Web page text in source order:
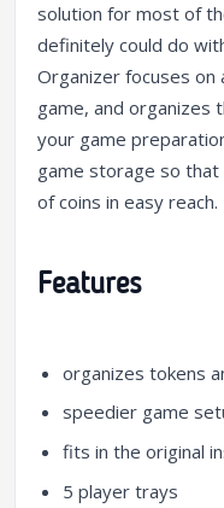
solution for most of
definitely could do
Organizer focuses on
game, and organizes
your game
game storage so that
of coins in easy reach.
Features
organizes tokens
speedier game
fits in the original
5 player trays